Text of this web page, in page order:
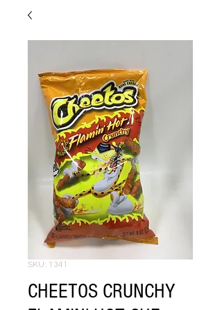
SKU: 1341
CHEETOS CRUNCHY